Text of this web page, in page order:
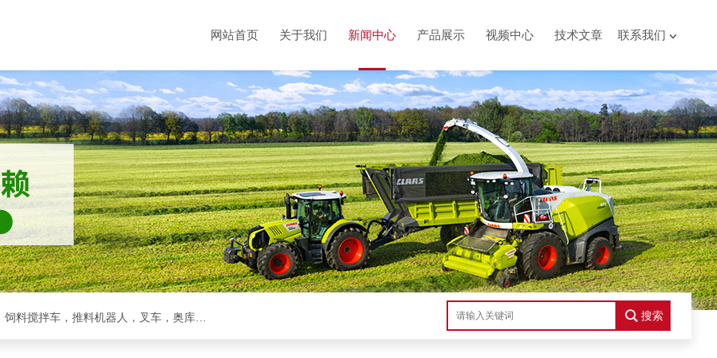
网站首页 关于我们 新闻中心 产品展示 视频中心 技术文章 联系我们
克拉斯全系，收割机，青储机，拖拉机，方包裹包机，饲料搅拌车，推料机器人，叉车，奥库裹包机 搜索